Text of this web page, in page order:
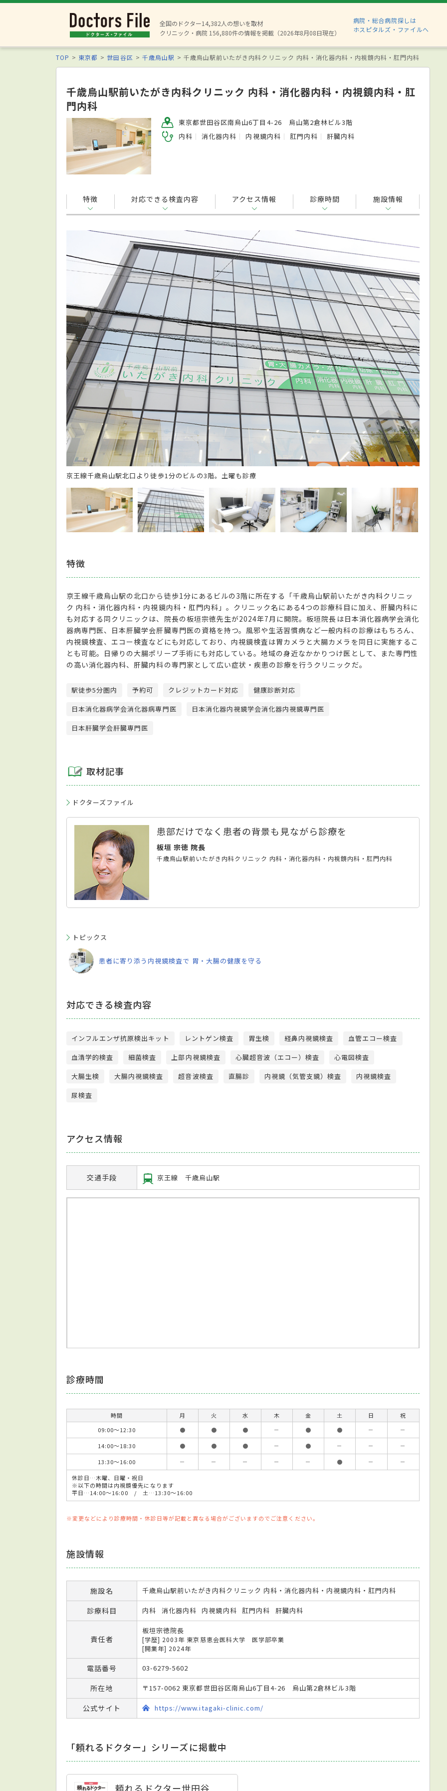
全国のドクター14,382人の想いを取材
クリニック・病院 156,880件の情報を掲載（2026年8月08日現在）
病院・総合病院探しは
ホスピタルズ・ファイルへ
TOP 東京都 世田谷区 千歳烏山駅 千歳烏山駅前いたがき内科クリニック 内科・消化器内科・内視鏡内科・肛門内科
千歳烏山駅前いたがき内科クリニック 内科・消化器内科・内視鏡内科・肛
門内科
東京都世田谷区南烏山6丁目4-26 烏山第2倉林ビル3階
内科
消化器内科 内視鏡内科 肛門内科 肝臓内科
特徴 対応できる検査内容 アクセス情報 診療時間 施設情報
京王線千歳烏山駅北口より徒歩1分のビルの3階。土曜も診療
特徴
京王線千歳烏山駅の北口から徒歩1分にあるビルの3階に所在する「千歳烏山駅前いたがき内科クリニッ
ク 内科・消化器内科・内視鏡内科・肛門内科」。クリニック名にある4つの診療科目に加え、肝臓内科に
も対応する同クリニックは、院長の板垣宗徳先生が2024年7月に開院。板垣院長は日本消化器病学会消化
器病専門医、日本肝臓学会肝臓専門医の資格を持つ。風邪や生活習慣病など一般内科の診療はもちろん、
内視鏡検査、エコー検査などにも対応しており、内視鏡検査は胃カメラと大腸カメラを同日に実施するこ
とも可能。日帰りの大腸ポリープ手術にも対応している。地域の身近なかかりつけ医として、また専門性
の高い消化器内科、肝臓内科の専門家として広い症状・疾患の診療を行うクリニックだ。
駅徒歩5分圏内 予約可 クレジットカード対応
健康診断対応
日本消化器病学会消化器病専門医
日本消化器内視鏡学会消化器内視鏡専門医
日本肝臓学会肝臓専門医
取材記事
ドクターズファイル
患部だけでなく患者の背景も見ながら診療を
板垣 宗徳 院長
千歳烏山駅前いたがき内科クリニック 内科・消化器内科・内視鏡内科・肛門内科
トピックス
患者に寄り添う内視鏡検査で 胃・大腸の健康を守る
対応できる検査内容
インフルエンザ抗原検出キット レントゲン検査 胃生検 経鼻内視鏡検査
血管エコー検査
血清学的検査
細菌検査 上部内視鏡検査 心臓超音波（エコー）検査
心電図検査
大腸生検
大腸内視鏡検査 超音波検査 直腸診 内視鏡（気管支鏡）検査
内視鏡検査
尿検査
アクセス情報
交通手段 京王線 千歳烏山駅
診療時間
時間 月 火 水 木 金 土 日
祝
09:00～12:30
● ● ● － ● ● －
－
14:00～18:30
● ● ● － ● － －
－
13:30～16:00
－ － － － － ● －
－
休診日…木曜、日曜・祝日
※以下の時間は内視鏡優先になります
平日…14:00～16:00 / 土…13:30～16:00
※変更などにより診療時間・休診日等が記載と異なる場合がございますのでご注意ください。
施設情報
施設名 千歳烏山駅前いたがき内科クリニック 内科・消化器内科・内視鏡内科・肛門内科
診療科目 内科 消化器内科 内視鏡内科 肛門内科 肝臓内科
責任者
板垣宗徳院長
[学歴] 2003年 東京慈恵会医科大学 医学部卒業
[開業年] 2024年
電話番号 03-6279-5602
所在地 〒157-0062 東京都世田谷区南烏山6丁目4-26 烏山第2倉林ビル3階
公式サイト https://www.itagaki-clinic.com/
「頼れるドクター」シリーズに掲載中
頼れるドクター世田谷